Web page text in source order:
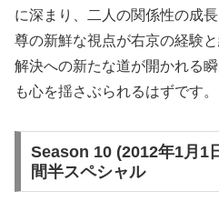
に深まり、二人の関係性の成
尊の新鮮な視点が右京の経験
解決への新たな道が開かれる
も心を揺さぶられるはずです。
Season 10 (2012年1月1
間半スペシャル